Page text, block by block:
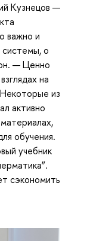
Кузнецов —
важно и
системы, о
— Ценно
на
из
активно
обучения.
учебник
сэкономить